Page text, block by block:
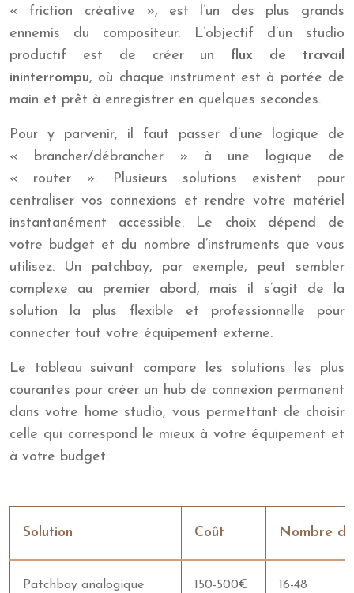
« friction créative », est l’un des plus grands
ennemis du compositeur. L’objectif d’un studio
productif est de créer un flux de travail
ininterrompu, où chaque instrument est à portée de
main et prêt à enregistrer en quelques secondes.
Pour y parvenir, il faut passer d’une logique de
« brancher/débrancher » à une logique de
« router ». Plusieurs solutions existent pour
centraliser vos connexions et rendre votre matériel
instantanément accessible. Le choix dépend de
votre budget et du nombre d’instruments que vous
utilisez. Un patchbay, par exemple, peut sembler
complexe au premier abord, mais il s’agit de la
solution la plus flexible et professionnelle pour
connecter tout votre équipement externe.
Le tableau suivant compare les solutions les plus
courantes pour créer un hub de connexion permanent
dans votre home studio, vous permettant de choisir
celle qui correspond le mieux à votre équipement et
à votre budget.
Solution Coût Nombre
Patchbay analogique 150-500€ 16-48